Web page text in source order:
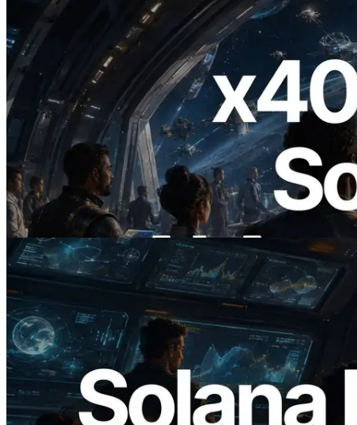
2026.07.04
ERPC ने x402 समर्थित Solana RPC लॉन्च
किया — AI एजेंट अब जरूरत के API के लिए ऑन-
डिमांड भुगतान कर सकते हैं
यह लेख पढ़ें